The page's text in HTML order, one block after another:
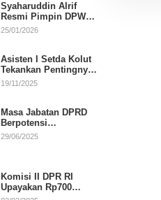
Syaharuddin Alrif
Resmi Pimpin DPW
NasDem Sulsel
25/01/2026
Asisten I Setda Kolut
Tekankan Pentingnya
Pendidikan Politik
19/11/2025
Masa Jabatan DPRD
Berpotensi
Diperpanjang, Aria
29/06/2025
Komisi II DPR RI
Upayakan Rp700
Miliar dari APBN